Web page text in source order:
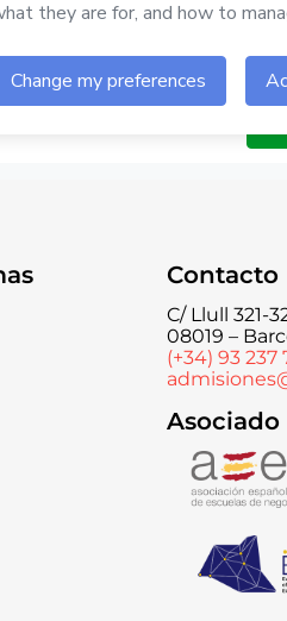
Contacto
C/ Llull 321-
08019 –
(+34) 93 237
Asociado